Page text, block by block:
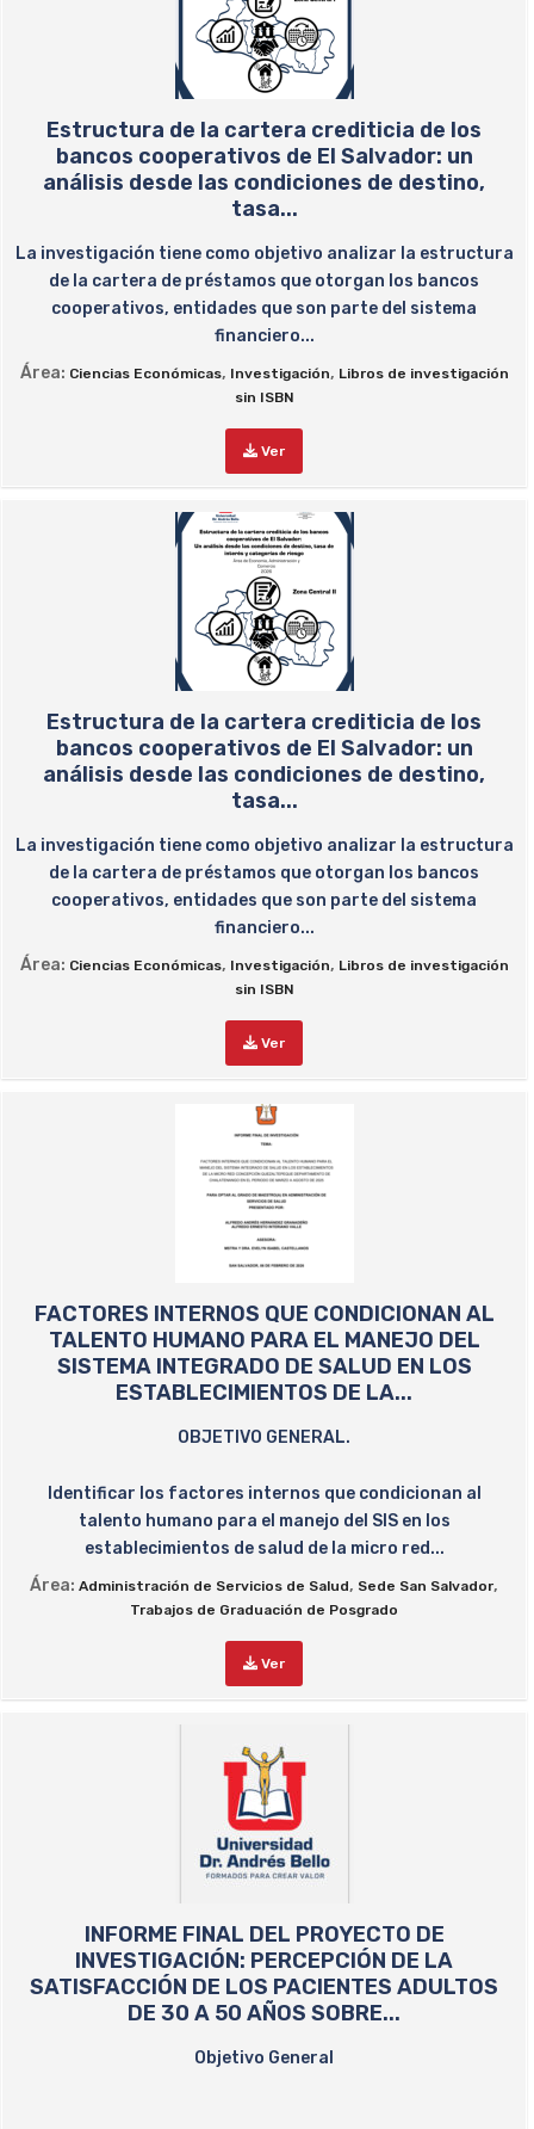
Estructura de la cartera crediticia de los
bancos cooperativos de El Salvador: un
análisis desde las condiciones de destino,
tasa...
La investigación tiene como objetivo analizar la estructura
de la cartera de préstamos que otorgan los bancos
cooperativos, entidades que son parte del sistema
financiero...
Área: Ciencias Económicas, Investigación, Libros de investigación
sin ISBN
Ver
Estructura de la cartera crediticia de los
bancos cooperativos de El Salvador: un
análisis desde las condiciones de destino,
tasa...
La investigación tiene como objetivo analizar la estructura
de la cartera de préstamos que otorgan los bancos
cooperativos, entidades que son parte del sistema
financiero...
Área: Ciencias Económicas, Investigación, Libros de investigación
sin ISBN
Ver
FACTORES INTERNOS QUE CONDICIONAN AL
TALENTO HUMANO PARA EL MANEJO DEL
SISTEMA INTEGRADO DE SALUD EN LOS
ESTABLECIMIENTOS DE LA...
OBJETIVO GENERAL.
Identificar los factores internos que condicionan al
talento humano para el manejo del SIS en los
establecimientos de salud de la micro red...
Área: Administración de Servicios de Salud, Sede San Salvador,
Trabajos de Graduación de Posgrado
Ver
INFORME FINAL DEL PROYECTO DE
INVESTIGACIÓN: PERCEPCIÓN DE LA
SATISFACCIÓN DE LOS PACIENTES ADULTOS
DE 30 A 50 AÑOS SOBRE...
Objetivo General